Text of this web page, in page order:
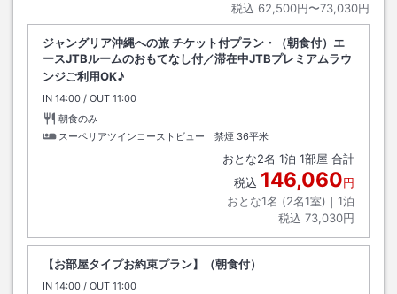
税込 62,500円〜73,030円
ジャングリア沖縄への旅 チケット付プラン・（朝食付）エ
ースJTBルームのおもてなし付／滞在中JTBプレミアムラウ
ンジご利用OK♪
IN チェックイン
14:00 / OUT チェックアウト
11:00
朝食のみ
スーペリアツインコーストビュー 禁煙 36平米
おとな2名 1泊 1部屋 合計
税込 146,060円
おとな1名 (2名1室)｜ 1泊
税込 73,030円
【お部屋タイプお約束プラン】（朝食付）
IN チェックイン
14:00 / OUT チェックアウト
11:00